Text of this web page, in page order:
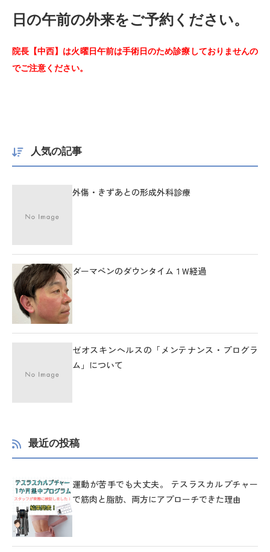
日の午前の外来をご予約ください。
院長【中西】は火曜日午前は手術日のため診療しておりませんの
でご注意ください。
人気の記事
外傷・きずあとの形成外科診療
ダーマペンのダウンタイム１W経過
ゼオスキンヘルスの「メンテナンス・プログラ
ム」について
最近の投稿
運動が苦手でも大丈夫。 テスラスカルプチャー
で筋肉と脂肪、両方にアプローチできた理由